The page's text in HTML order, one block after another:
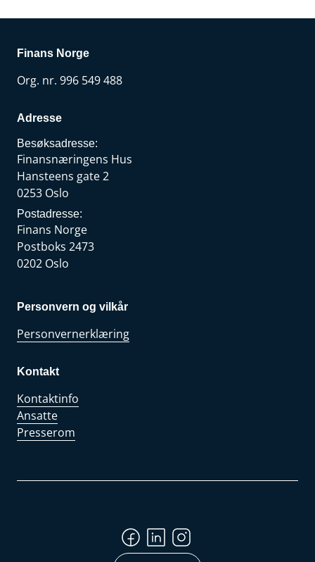
Finans Norge
Org. nr. 996 549 488
Adresse
Besøksadresse:
Finansnæringens Hus
Hansteens gate 2
0253 Oslo
Postadresse:
Finans Norge
Postboks 2473
0202 Oslo
Personvern og vilkår
Personvernerklæring
Kontakt
Kontaktinfo
Ansatte
Presserom